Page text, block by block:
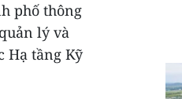
phố thông
lý và
Hạ tầng Kỹ